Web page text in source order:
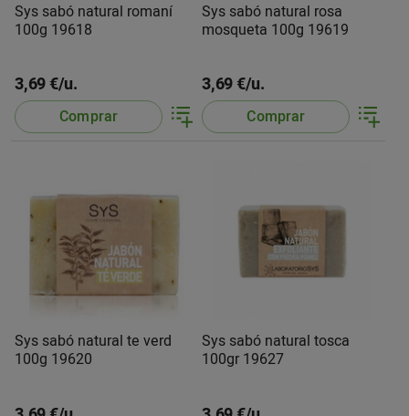
Sys sabó natural romaní
100g 19618
3,69 €/u.
Comprar
Sys sabó natural rosa
mosqueta 100g 19619
3,69 €/u.
Comprar
Sys sabó natural te verd
100g 19620
Sys sabó natural tosca
100gr 19627